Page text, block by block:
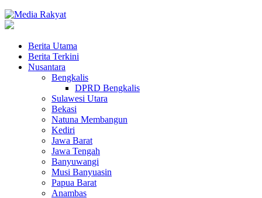
Berita Utama
Berita Terkini
Nusantara
Bengkalis
DPRD Bengkalis
Sulawesi Utara
Bekasi
Natuna Membangun
Kediri
Jawa Barat
Jawa Tengah
Banyuwangi
Musi Banyuasin
Papua Barat
Anambas